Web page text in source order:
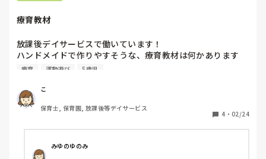
説明にも説得力があって
療育教材
放課後デイサービスで働いています！
ハンドメイドで作りやすそうな、療育教材は何かあります
か？
や洗濯バサミ取りなど小さい子でもできる微細運動な
ど、、、
子どもと一緒に楽しみながら勉強ができるアイデアがあれば
療育 運動遊び 5歳児
こ
保育士, 保育園, 放課後等デイサービス
4 ・ 02/24
みゆのゆのみ